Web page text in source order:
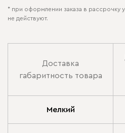
* при оформлении заказа в рассрочку
не действуют.
Доставка
габаритность товара
Мелкий